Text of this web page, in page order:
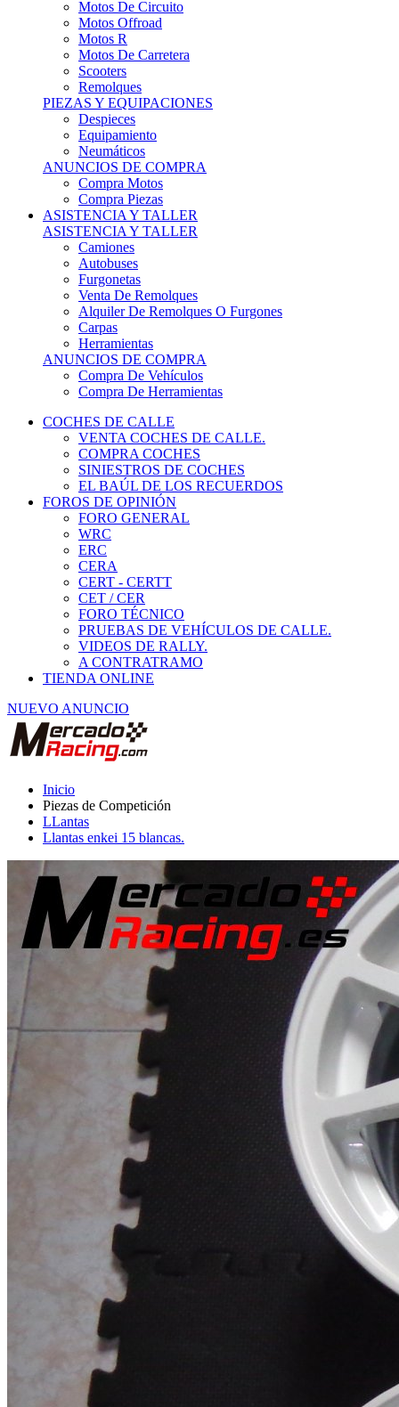
Motos R
Motos De Carretera
Scooters
Remolques
PIEZAS Y EQUIPACIONES
Despieces
Equipamiento
Neumáticos
ANUNCIOS DE COMPRA
Compra Motos
Compra Piezas
ASISTENCIA Y TALLER
ASISTENCIA Y TALLER
Camiones
Autobuses
Furgonetas
Venta De Remolques
Alquiler De Remolques O Furgones
Carpas
Herramientas
ANUNCIOS DE COMPRA
Compra De Vehículos
Compra De Herramientas
COCHES DE CALLE
VENTA COCHES DE CALLE.
COMPRA COCHES
SINIESTROS DE COCHES
EL BAÚL DE LOS RECUERDOS
FOROS DE OPINIÓN
FORO GENERAL
WRC
ERC
CERA
CERT - CERTT
CET / CER
FORO TÉCNICO
PRUEBAS DE VEHÍCULOS DE CALLE.
VIDEOS DE RALLY.
A CONTRATRAMO
TIENDA ONLINE
NUEVO ANUNCIO
Piezas de Competición
LLantas
Llantas enkei 15 blancas.